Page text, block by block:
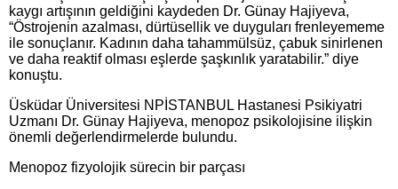
kaygı artışının geldiğini kaydeden Dr. Günay Hajiyeva,
“Östrojenin azalması, dürtüsellik ve duyguları frenleyememe
ile sonuçlanır. Kadının daha tahammülsüz, çabuk sinirlenen
ve daha reaktif olması eşlerde şaşkınlık yaratabilir.” diye
konuştu.
Üsküdar Üniversitesi NPİSTANBUL Hastanesi Psikiyatri
Uzmanı Dr. Günay Hajiyeva, menopoz psikolojisine ilişkin
önemli değerlendirmelerde bulundu.
Menopoz fizyolojik sürecin bir parçası